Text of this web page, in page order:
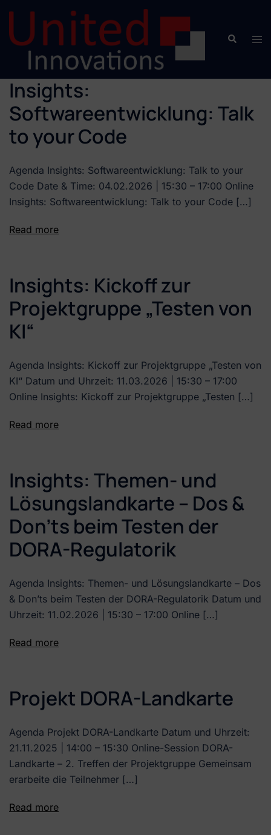
Insights:
Softwareentwicklung: Talk
to your Code
Agenda Insights: Softwareentwicklung: Talk to your
Code Date & Time: 04.02.2026 | 15:30 – 17:00 Online
Insights: Softwareentwicklung: Talk to your Code […]
Read more
Insights: Kickoff zur
Projektgruppe „Testen von
KI“
Agenda Insights: Kickoff zur Projektgruppe „Testen von
KI“ Datum und Uhrzeit: 11.03.2026 | 15:30 – 17:00
Online Insights: Kickoff zur Projektgruppe „Testen […]
Read more
Insights: Themen- und
Lösungslandkarte – Dos &
Don’ts beim Testen der
DORA-Regulatorik
Agenda Insights: Themen- und Lösungslandkarte – Dos
& Don’ts beim Testen der DORA-Regulatorik Datum und
Uhrzeit: 11.02.2026 | 15:30 – 17:00 Online […]
Read more
Projekt DORA-Landkarte
Agenda Projekt DORA-Landkarte Datum und Uhrzeit:
21.11.2025 | 14:00 – 15:30 Online-Session DORA-
Landkarte – 2. Treffen der Projektgruppe Gemeinsam
erarbeite die Teilnehmer […]
Read more